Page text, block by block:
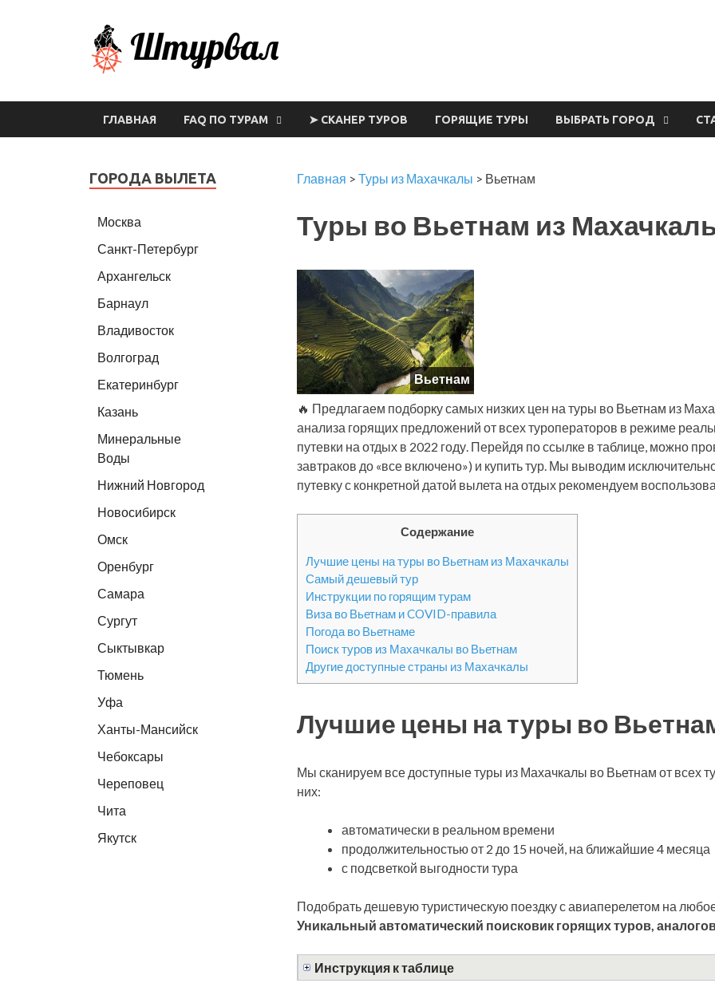
ГЛАВНАЯ FAQ ПО ТУРАМ ➤ СКАНЕР ТУРОВ ГОРЯЩИЕ ТУРЫ ВЫБРАТЬ ГОРОД
Главная > Туры из Махачкалы > Вьетнам
Туры во Вьетнам из
Вьетнам
🔥 Предлагаем подборку самых низких цен на туры во Вьетнам из
анализа горящих предложений от всех туроператоров в режиме
путевки на отдых в 2022 году. Перейдя по ссылке в таблице, можно
завтраков до «все включено») и купить тур. Мы выводим
путевку с конкретной датой вылета на отдых рекомендуем
Содержание
Лучшие цены на туры во Вьетнам из Махачкалы
Самый дешевый тур
Инструкции по горящим турам
Виза во Вьетнам и COVID-правила
Погода во Вьетнаме
Поиск туров из Махачкалы во Вьетнам
Другие доступные страны из Махачкалы
Лучшие цены на туры во
Мы сканируем все доступные туры из Махачкалы во Вьетнам от всех
них:
автоматически в реальном времени
продолжительностью от 2 до 15 ночей, на ближайшие 4 месяца
с подсветкой выгодности тура
Подобрать дешевую туристическую поездку с авиаперелетом на
Уникальный автоматический поисковик горящих туров, аналогов
Инструкция к таблице
ГОРОДА ВЫЛЕТА
Москва
Санкт-Петербург
Архангельск
Барнаул
Владивосток
Волгоград
Екатеринбург
Казань
Минеральные
Воды
Нижний Новгород
Новосибирск
Омск
Оренбург
Самара
Сургут
Сыктывкар
Тюмень
Уфа
Ханты-Мансийск
Чебоксары
Череповец
Чита
Якутск